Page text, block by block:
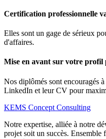
Certification professionnelle
Elles sont un gage de sérieux
d'affaires.
Mise en avant sur votre profil
Nos diplômés sont encouragés
LinkedIn et leur CV pour
KEMS Concept Consulting
Notre expertise, alliée à notre
projet soit un succès. Ensemble